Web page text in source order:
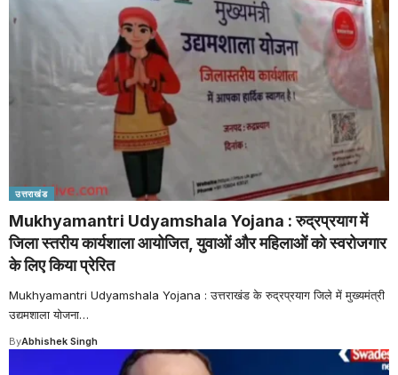
उत्तराखंड
Mukhyamantri Udyamshala Yojana : रुद्रप्रयाग में
जिला स्तरीय कार्यशाला आयोजित, युवाओं और महिलाओं को स्वरोजगार
के लिए किया प्रेरित
Mukhyamantri Udyamshala Yojana : उत्तराखंड के रुद्रप्रयाग जिले में मुख्यमंत्री
उद्यमशाला योजना…
ByAbhishek Singh